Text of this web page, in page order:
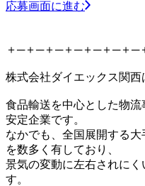
応募画面に進む
＋─＋─＋─＋─＋─＋─＋─
株式会社ダイエックス関西
食品輸送を中心とした物
安定企業です。
なかでも、全国展開する大
を数多く有しており、
景気の変動に左右されに
す。